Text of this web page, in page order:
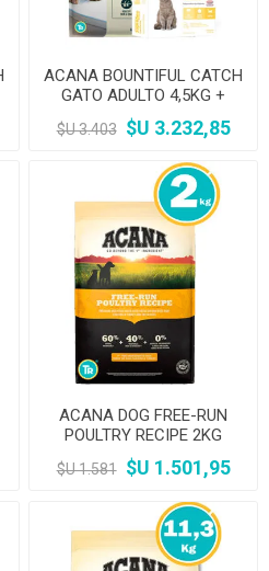
ACANA BOUNTIFUL CATCH
GATO ADULTO 4,5KG +
PIPETA
$U 3.403 $U 3.232,85
ACANA DOG FREE-RUN
POULTRY RECIPE 2KG
$U 1.581 $U 1.501,95